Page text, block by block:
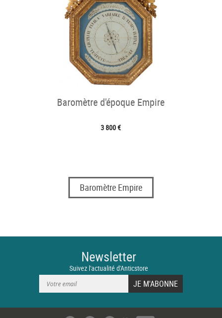
Baromètre d'époque Empire
3 800 €
Baromètre Empire
Newsletter
Suivez l'actualité d'Anticstore